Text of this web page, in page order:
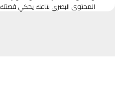
المحتوى البصري بتاعك يحكي